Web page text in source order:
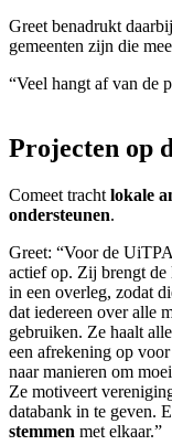
Greet benadrukt
gemeenten zijn die
“Veel hangt af van de
Projecten op
Comeet tracht lokale
ondersteunen.
Greet: “Voor de
actief op. Zij brengt de
in een overleg, zodat
dat iedereen over alle
gebruiken. Ze haalt
een afrekening op
naar manieren om
Ze motiveert
databank in te geven.
stemmen met elkaar.”